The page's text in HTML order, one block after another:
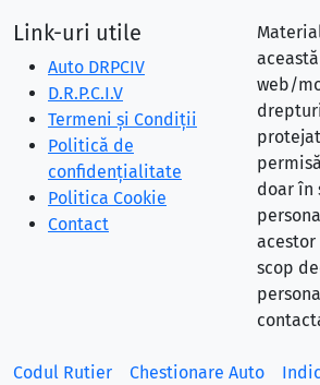
Link-uri utile
Auto DRPCIV
D.R.P.C.I.V
Termeni și Condiții
Politică de
confidențialitate
Politica Cookie
Contact
web/
doar în
scop
Codul Rutier Chestionare Auto